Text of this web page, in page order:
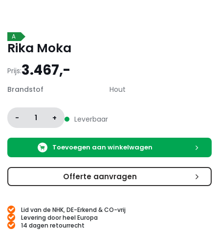
A
Rika Moka
Prijs:3.467,-
Brandstof Hout
- 1 + Leverbaar
Toevoegen aan winkelwagen
Offerte aanvragen
Lid van de NHK, DE-Erkend & CO-vrij
Levering door heel Europa
14 dagen retourrecht